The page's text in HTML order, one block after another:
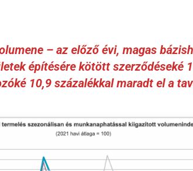
– az előző évi, magas
építésére kötött szerződéseké
10,9 százalékkal maradt el a